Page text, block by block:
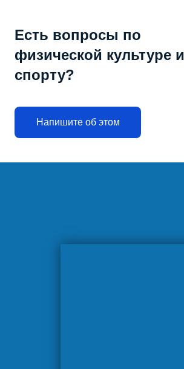
Есть вопросы по
физической культуре и
спорту?
Напишите об этом